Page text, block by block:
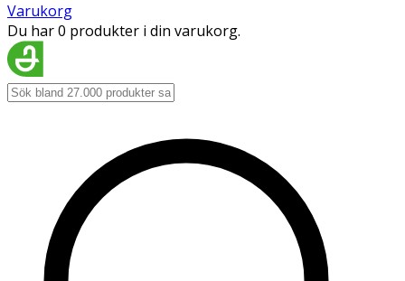
Varukorg
Du har 0 produkter i din varukorg.